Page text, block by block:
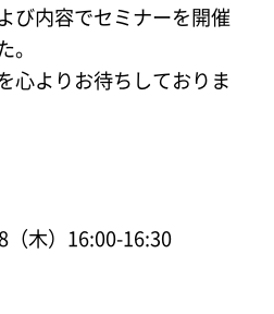
び内容でセミナーを開催
。
心よりお待ちしておりま
（木）16:00-16:30